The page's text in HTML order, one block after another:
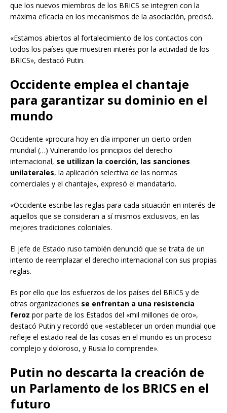
que los nuevos miembros de los BRICS se integren con la
máxima eficacia en los mecanismos de la asociación, precisó.
«Estamos abiertos al fortalecimiento de los contactos con
todos los países que muestren interés por la actividad de los
BRICS», destacó Putin.
Occidente emplea el ​​chantaje
para garantizar su dominio en el
mundo
Occidente «procura hoy en día imponer un cierto orden
mundial (…) Vulnerando los principios del derecho
internacional, se utilizan la coerción, las sanciones
unilaterales, la aplicación selectiva de las normas
comerciales y el chantaje», expresó el mandatario.
«Occidente escribe las reglas para cada situación en interés de
aquellos que se consideran a sí mismos exclusivos, en las
mejores tradiciones coloniales.
El jefe de Estado ruso también denunció que se trata de un
intento de reemplazar el derecho internacional con sus propias
reglas.
Es por ello que los esfuerzos de los países del BRICS y de
otras organizaciones se enfrentan a una resistencia
feroz por parte de los Estados del «mil millones de oro»,
destacó Putin y recordó que «establecer un orden mundial que
refleje el estado real de las cosas en el mundo es un proceso
complejo y doloroso, y Rusia lo comprende».
Putin no descarta la creación de
un Parlamento de los BRICS en el
futuro